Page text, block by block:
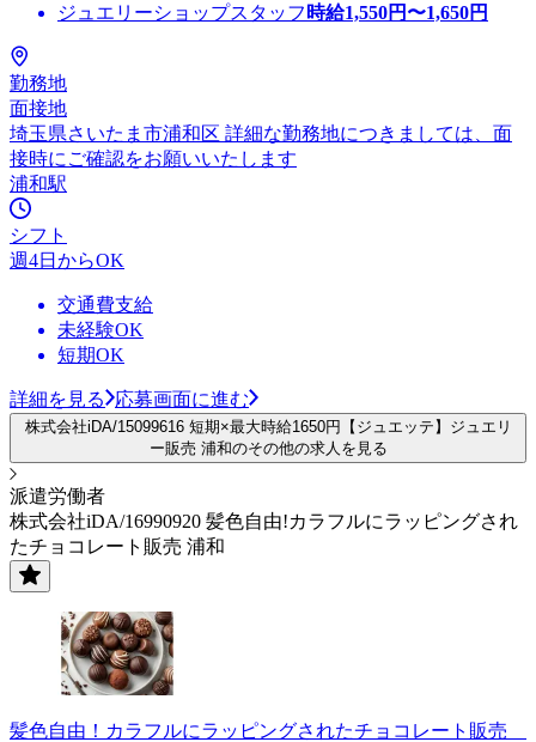
ジュエリーショップスタッフ 時給1,550円〜1,650円
勤務地
面接地
埼玉県さいたま市浦和区 詳細な勤務地につきましては、面
接時にご確認をお願いいたします
浦和駅
シフト
週4日からOK
交通費支給
未経験OK
短期OK
詳細を見る 応募画面に進む
株式会社iDA/15099616 短期×最大時給1650円【ジュエッテ】ジュエリ
ー販売 浦和のその他の求人を見る
派遣労働者
株式会社iDA/16990920 髪色自由!カラフルにラッピングされ
たチョコレート販売 浦和
髪色自由！カラフルにラッピングされたチョコレート販売